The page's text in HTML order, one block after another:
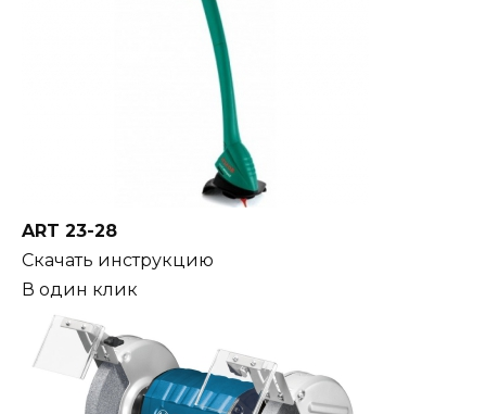
ART 23-28
Скачать инструкцию
В один клик